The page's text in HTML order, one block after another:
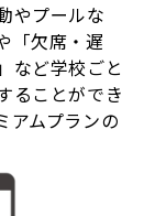
やプールな
「欠席・遅
など学校ごと
ることができ
アムプランの